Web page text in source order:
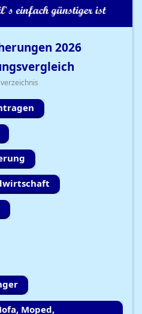
2026
Moped,